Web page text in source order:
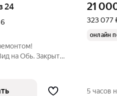
24
6
на Обь. Закрытая
с двумя
21
323 077
онлайн
5 часов